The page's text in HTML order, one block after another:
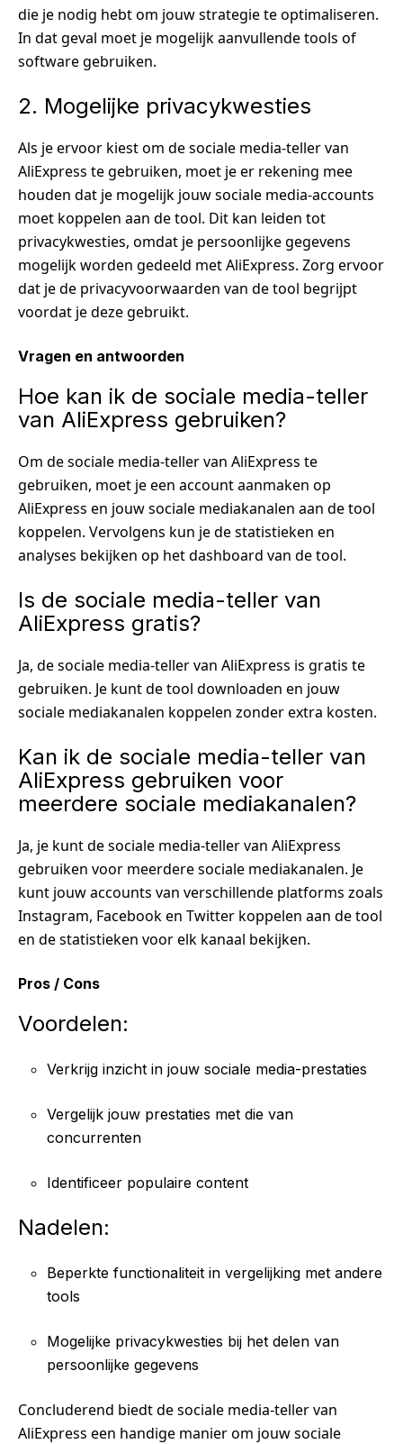
die je nodig hebt om jouw strategie te optimaliseren.
In dat geval moet je mogelijk aanvullende tools of
software gebruiken.
2. Mogelijke privacykwesties
Als je ervoor kiest om de sociale media-teller van
AliExpress te gebruiken, moet je er rekening mee
houden dat je mogelijk jouw sociale media-accounts
moet koppelen aan de tool. Dit kan leiden tot
privacykwesties, omdat je persoonlijke gegevens
mogelijk worden gedeeld met AliExpress. Zorg ervoor
dat je de privacyvoorwaarden van de tool begrijpt
voordat je deze gebruikt.
Vragen en antwoorden
Hoe kan ik de sociale media-teller
van AliExpress gebruiken?
Om de sociale media-teller van AliExpress te
gebruiken, moet je een account aanmaken op
AliExpress en jouw sociale mediakanalen aan de tool
koppelen. Vervolgens kun je de statistieken en
analyses bekijken op het dashboard van de tool.
Is de sociale media-teller van
AliExpress gratis?
Ja, de sociale media-teller van AliExpress is gratis te
gebruiken. Je kunt de tool downloaden en jouw
sociale mediakanalen koppelen zonder extra kosten.
Kan ik de sociale media-teller van
AliExpress gebruiken voor
meerdere sociale mediakanalen?
Ja, je kunt de sociale media-teller van AliExpress
gebruiken voor meerdere sociale mediakanalen. Je
kunt jouw accounts van verschillende platforms zoals
Instagram, Facebook en Twitter koppelen aan de tool
en de statistieken voor elk kanaal bekijken.
Pros / Cons
Voordelen:
Verkrijg inzicht in jouw sociale media-prestaties
Vergelijk jouw prestaties met die van
concurrenten
Identificeer populaire content
Nadelen:
Beperkte functionaliteit in vergelijking met andere
tools
Mogelijke privacykwesties bij het delen van
persoonlijke gegevens
Concluderend biedt de sociale media-teller van
AliExpress een handige manier om jouw sociale